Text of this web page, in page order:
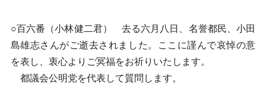
○百六番（小林健二君） 去る六月八日、名誉都民、小田
島雄志さんがご逝去されました。ここに謹んで哀悼の意
を表し、衷心よりご冥福をお祈りいたします。
都議会公明党を代表して質問します。